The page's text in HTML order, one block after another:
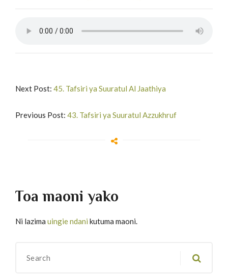
Next Post: 45. Tafsiri ya Suuratul Al Jaathiya
Previous Post: 43. Tafsiri ya Suuratul Azzukhruf
Toa maoni yako
Ni lazima uingie ndani kutuma maoni.